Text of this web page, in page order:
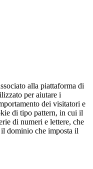
alla piattaforma di
per aiutare i
dei visitatori e
di tipo pattern, in cui il
di numeri e lettere, che
dominio che imposta il